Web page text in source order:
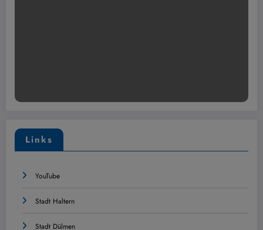
Links
YouTube
Stadt Haltern
Stadt Dülmen